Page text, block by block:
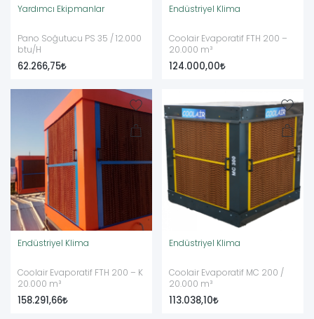
Yardımcı Ekipmanlar
Pano Soğutucu PS 35 / 12.000
btu/H
62.266,75
Endüstriyel Klima
Coolair Evaporatif FTH 200 –
20.000 m³
124.000,00
Endüstriyel Klima
Coolair Evaporatif FTH 200 – K
20.000 m³
158.291,66
Endüstriyel Klima
Coolair Evaporatif MC 200 /
20.000 m³
113.038,10